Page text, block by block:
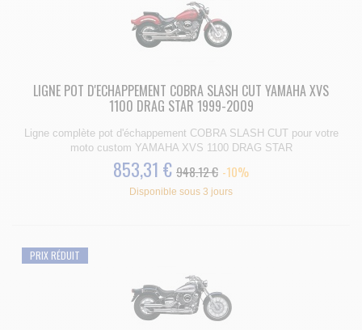
LIGNE POT D'ECHAPPEMENT COBRA SLASH CUT YAMAHA XVS
1100 DRAG STAR 1999-2009
Ligne complète pot d'échappement COBRA SLASH CUT pour votre
moto custom YAMAHA XVS 1100 DRAG STAR
853,31 € 948.12 € -10%
Disponible sous 3 jours
PRIX RÉDUIT